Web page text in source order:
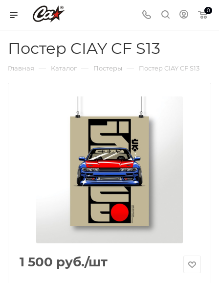
0
Постер CIAY CF S13
Главная — Каталог — Постеры — Постер CIAY CF S13
1 500 руб./шт